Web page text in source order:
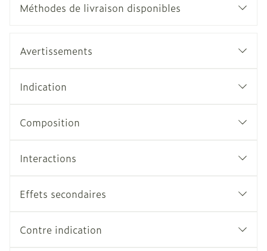
Méthodes de livraison disponibles
Avertissements
Indication
Composition
Interactions
Effets secondaires
Contre indication